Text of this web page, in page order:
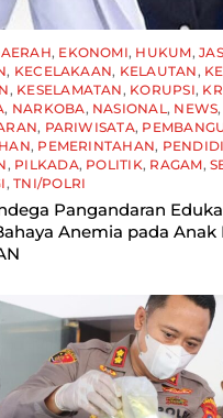
, EKONOMI, HUKUM,
, KECELAKAAN, KELAUTAN ,
, KESELAMATAN , KORUPSI,
, NARKOBA, NASIONAL , NEWS,
, PARIWISATA,
, PEMERINTAHAN,
, PILKADA, POLITIK, RAGAM,
,TNI/POLRI
Pangandaran
Anemia pada Anak